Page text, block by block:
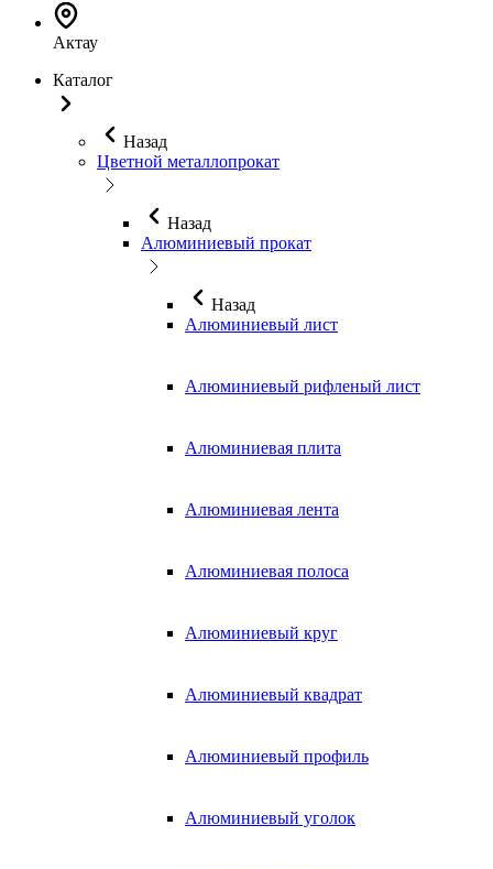
Актау
Каталог
Назад
Цветной металлопрокат
Назад
Алюминиевый прокат
Назад
Алюминиевый лист
Алюминиевый рифленый лист
Алюминиевая плита
Алюминиевая лента
Алюминиевая полоса
Алюминиевый круг
Алюминиевый квадрат
Алюминиевый профиль
Алюминиевый уголок